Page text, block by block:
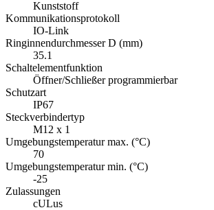
Kunststoff
Kommunikationsprotokoll
IO-Link
Ringinnendurchmesser D (mm)
35.1
Schaltelementfunktion
Öffner/Schließer programmierbar
Schutzart
IP67
Steckverbindertyp
M12 x 1
Umgebungstemperatur max. (°C)
70
Umgebungstemperatur min. (°C)
-25
Zulassungen
cULus